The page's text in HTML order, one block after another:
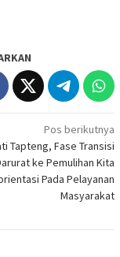
Pos berikutnya
Tapteng, Fase Transisi
ke Pemulihan Kita
Pada Pelayanan
Masyarakat